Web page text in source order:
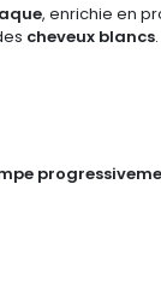
, enrichie en
cheveux blancs